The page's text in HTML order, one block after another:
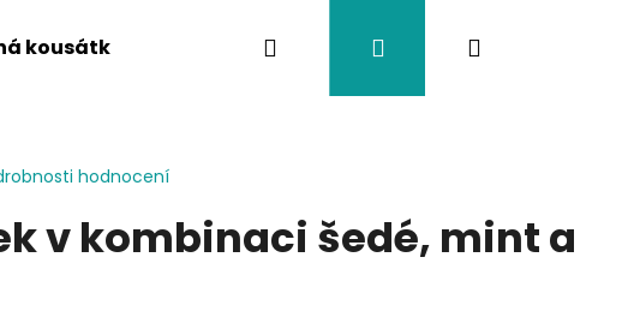
kousátka Závěsy na kočárek Twistík kousátka
Hledat PřihlášeníNákupní
hodnocení
v kombinaci šedé, mint a